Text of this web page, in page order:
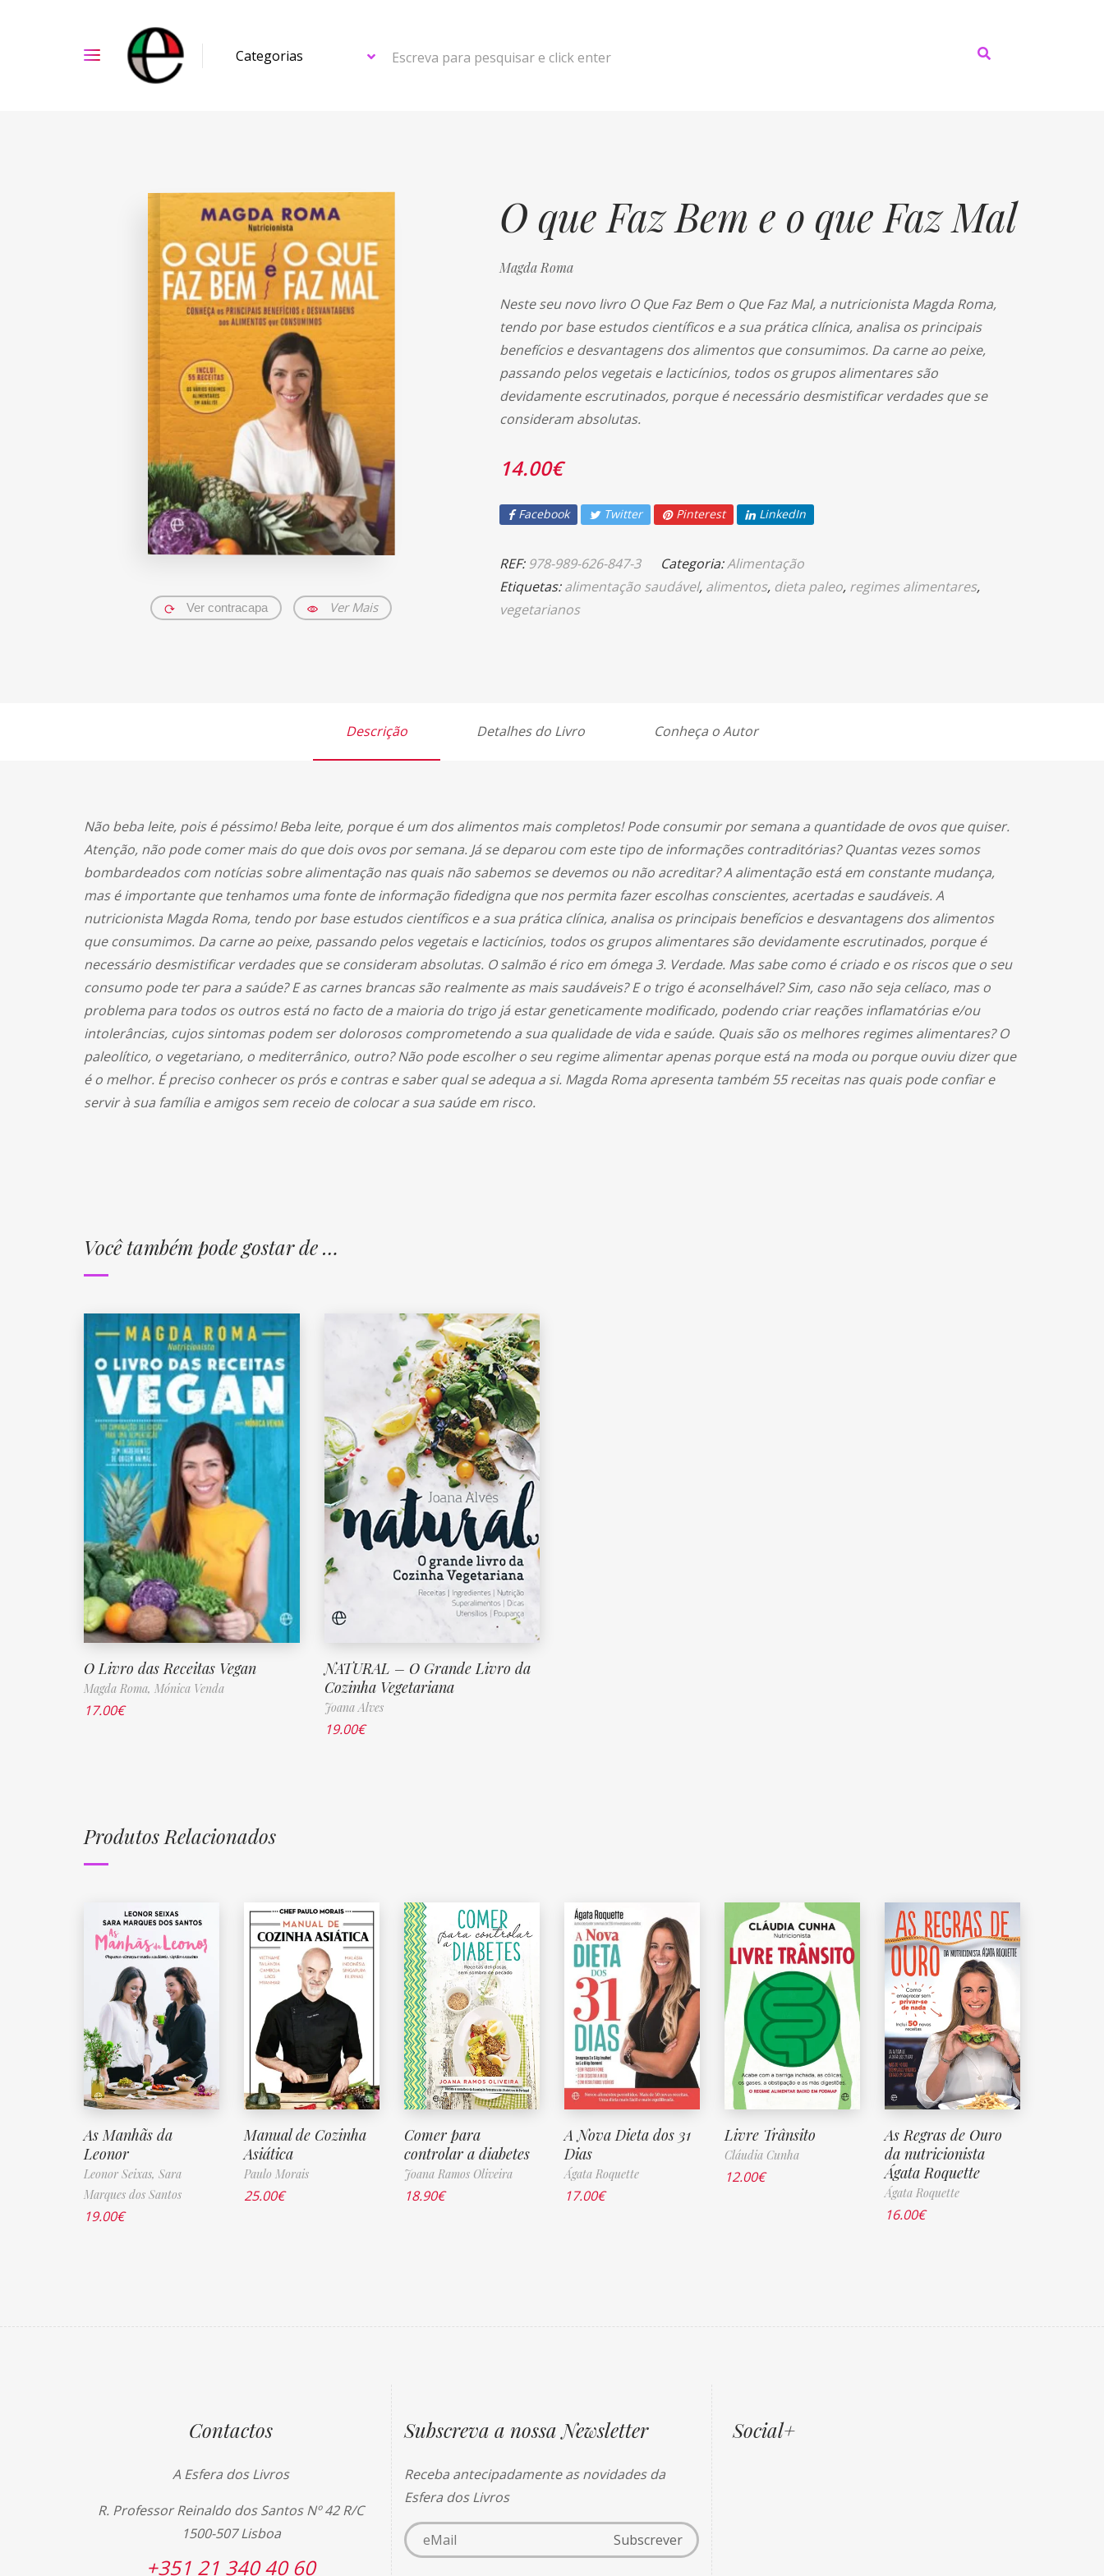
Escreva para pesquisar e click enter
Ver contracapa Ver Mais
O que Faz Bem e o que Faz Mal
Magda Roma
Neste seu novo livro O Que Faz Bem o Que Faz Mal, a nutricionista Magda Roma,
tendo por base estudos científicos e a sua prática clínica, analisa os principais
benefícios e desvantagens dos alimentos que consumimos. Da carne ao peixe,
passando pelos vegetais e lacticínios, todos os grupos alimentares são
devidamente escrutinados, porque é necessário desmistificar verdades que se
consideram absolutas.
14.00€
Facebook Twitter Pinterest LinkedIn
REF:978-989-626-847-3 Categoria:Alimentação
Etiquetas:alimentação saudável, alimentos, dieta paleo, regimes alimentares,
vegetarianos
Descrição Detalhes do Livro Conheça o Autor
Não beba leite, pois é péssimo! Beba leite, porque é um dos alimentos mais completos! Pode consumir por semana a quantidade de ovos que quiser.
Atenção, não pode comer mais do que dois ovos por semana. Já se deparou com este tipo de informações contraditórias? Quantas vezes somos
bombardeados com notícias sobre alimentação nas quais não sabemos se devemos ou não acreditar? A alimentação está em constante mudança,
mas é importante que tenhamos uma fonte de informação fidedigna que nos permita fazer escolhas conscientes, acertadas e saudáveis. A
nutricionista Magda Roma, tendo por base estudos científicos e a sua prática clínica, analisa os principais benefícios e desvantagens dos alimentos
que consumimos. Da carne ao peixe, passando pelos vegetais e lacticínios, todos os grupos alimentares são devidamente escrutinados, porque é
necessário desmistificar verdades que se consideram absolutas. O salmão é rico em ómega 3. Verdade. Mas sabe como é criado e os riscos que o seu
consumo pode ter para a saúde? E as carnes brancas são realmente as mais saudáveis? E o trigo é aconselhável? Sim, caso não seja celíaco, mas o
problema para todos os outros está no facto de a maioria do trigo já estar geneticamente modificado, podendo criar reações inflamatórias e/ou
intolerâncias, cujos sintomas podem ser dolorosos comprometendo a sua qualidade de vida e saúde. Quais são os melhores regimes alimentares? O
paleolítico, o vegetariano, o mediterrânico, outro? Não pode escolher o seu regime alimentar apenas porque está na moda ou porque ouviu dizer que
é o melhor. É preciso conhecer os prós e contras e saber qual se adequa a si. Magda Roma apresenta também 55 receitas nas quais pode confiar e
servir à sua família e amigos sem receio de colocar a sua saúde em risco.
Você também pode gostar de …
O Livro das Receitas Vegan
Magda Roma, Mónica Venda
17.00€
NATURAL – O Grande Livro da
Cozinha Vegetariana
Joana Alves
19.00€
Produtos Relacionados
As Manhãs da
Leonor
Leonor Seixas, Sara
Marques dos Santos
19.00€
Manual de Cozinha
Asiática
Paulo Morais
25.00€
Comer para
controlar a diabetes
Joana Ramos Oliveira
18.90€
A Nova Dieta dos 31
Dias
Ágata Roquette
17.00€
Livre Trânsito
Cláudia Cunha
12.00€
As Regras de Ouro
da nutricionista
Ágata Roquette
Ágata Roquette
16.00€
Contactos
A Esfera dos Livros
R. Professor Reinaldo dos Santos Nº 42 R/C
1500-507 Lisboa
+351 21 340 40 60
Subscreva a nossa Newsletter
Receba antecipadamente as novidades da
Esfera dos Livros
Social+